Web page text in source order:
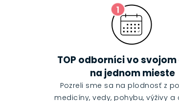
TOP odborníci vo
na jednom mieste
Pozreli sme sa na plodnosť z
medicíny, vedy, pohybu, výživy a